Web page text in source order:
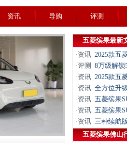
资讯 导购 评测
五菱缤果最新
· 资讯 2025款五
·评测
8万级解
· 资讯 2025款五
· 资讯 全方位升
· 资讯 五菱缤果
· 资讯 五菱缤果
· 资讯 三种续航
五菱缤果佛山